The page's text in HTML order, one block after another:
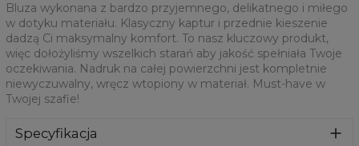
Bluza wykonana z bardzo przyjemnego, delikatnego i miłego
w dotyku materiału. Klasyczny kaptur i przednie kieszenie
dadzą Ci maksymalny komfort. To nasz kluczowy produkt,
więc dołożyliśmy wszelkich starań aby jakość spełniała Twoje
oczekiwania. Nadruk na całej powierzchni jest kompletnie
niewyczuwalny, wręcz wtopiony w materiał. Must-have w
Twojej szafie!
Specyfikacja